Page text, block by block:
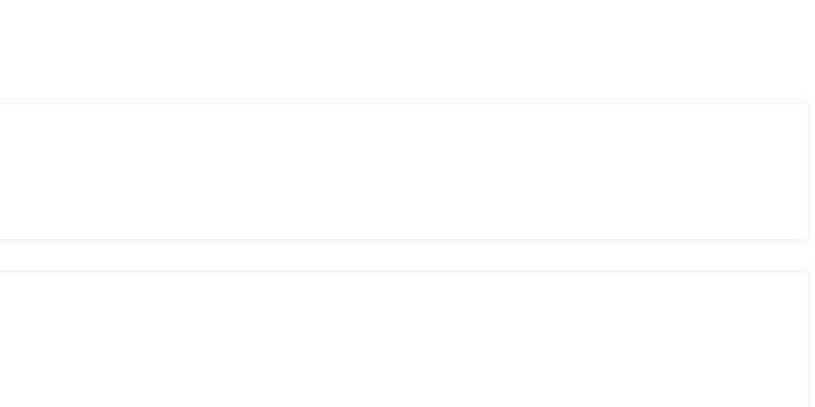
complicações.
do mercado.
e dApps.